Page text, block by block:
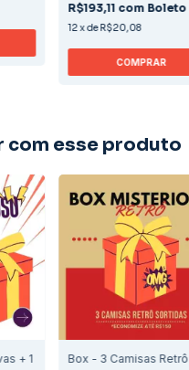
R$193,11 com Boleto
12xde R$20,08
COMPRAR
com esse produto
+ 1
Box - 3 Camisas Retrô